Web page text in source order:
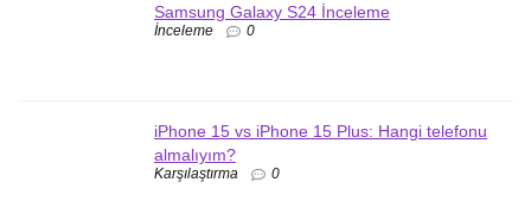
Samsung Galaxy S24 İnceleme
İnceleme 0
iPhone 15 vs iPhone 15 Plus: Hangi telefonu
almalıyım?
Karşılaştırma 0